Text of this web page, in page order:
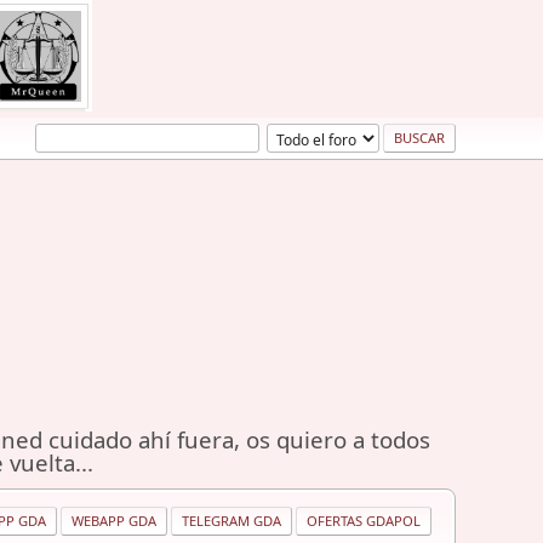
cuidado ahí fuera, os quiero a todos
vuelta...
GDA WEBAPP GDA TELEGRAM GDA OFERTAS GDAPOL